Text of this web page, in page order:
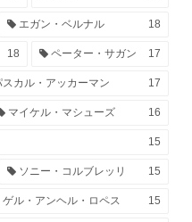
エガン・ベルナル 18
18 ペーター・サガン 17
スカル・アッカーマン 17
マイケル・マシューズ 16
15
ソニー・コルブレッリ 15
ゲル・アンヘル・ロペス 15